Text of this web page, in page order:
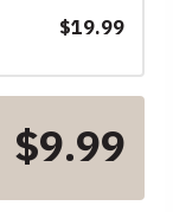
$19.99
$9.99